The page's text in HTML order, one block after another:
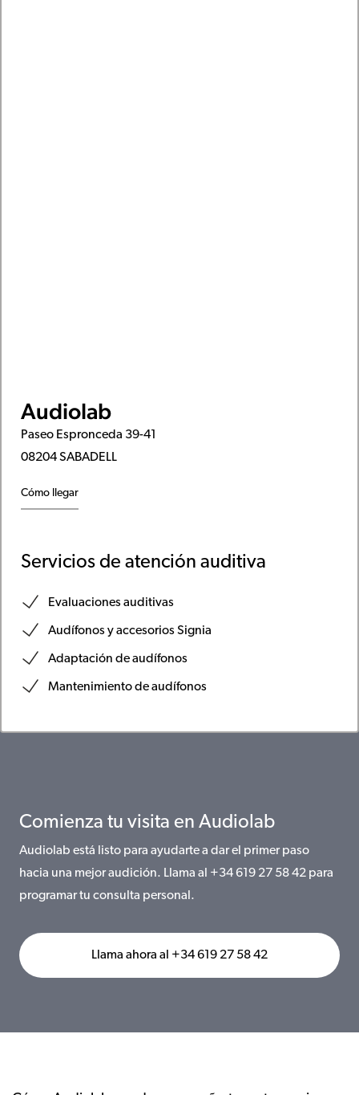
Audiolab
Paseo Espronceda 39-41
08204 SABADELL
Cómo llegar
Servicios de atención auditiva
Evaluaciones auditivas
Audífonos y accesorios Signia
Adaptación de audífonos
Mantenimiento de audífonos
Comienza tu visita en Audiolab
Audiolab está listo para ayudarte a dar el primer paso
hacia una mejor audición. Llama al +34 619 27 58 42 para
programar tu consulta personal.
Llama ahora al +34 619 27 58 42